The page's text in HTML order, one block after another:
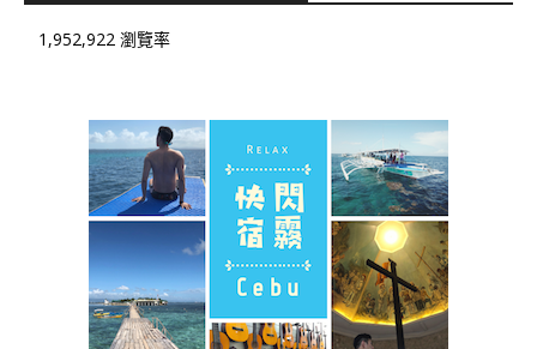
1,952,922 瀏覽率